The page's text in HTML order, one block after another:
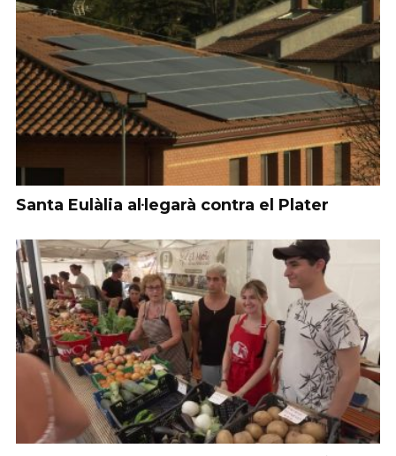
Santa Eulàlia al·legarà contra el Plater